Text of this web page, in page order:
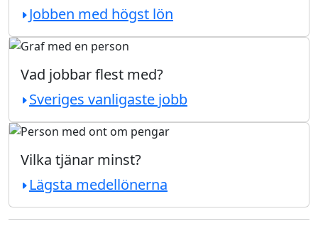
Jobben med högst lön
Vad jobbar flest med?
Sveriges vanligaste jobb
Vilka tjänar minst?
Lägsta medellönerna